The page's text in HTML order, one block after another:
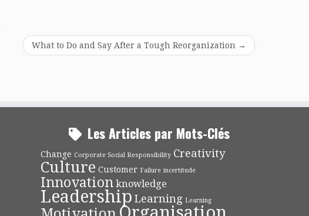
What to Do and Say After a Tough Reorganization →
Les Articles par Mots-Clés
Change Corporate Social Responsibility Creativity
Culture Customer Failure incertitude
Innovation knowledge
Leadership Learning Learning